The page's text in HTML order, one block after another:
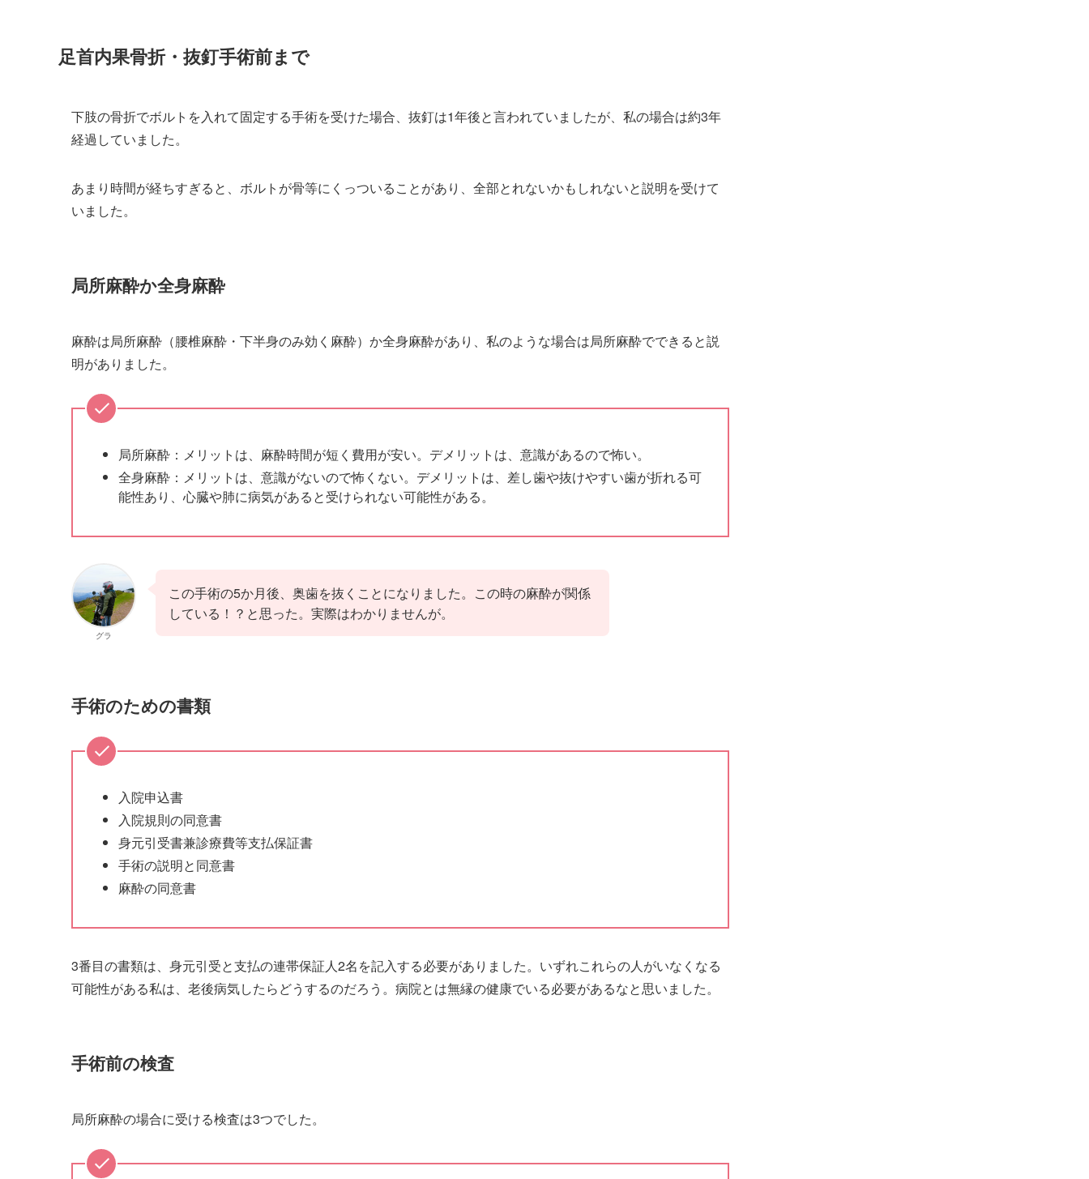
足首内果骨折・抜釘手術前まで
下肢の骨折でボルトを入れて固定する手術を受けた場合、抜釘は1年後と言われていましたが、私の場合は約3年
経過していました。
あまり時間が経ちすぎると、ボルトが骨等にくっついることがあり、全部とれないかもしれないと説明を受けて
いました。
局所麻酔か全身麻酔
麻酔は局所麻酔（腰椎麻酔・下半身のみ効く麻酔）か全身麻酔があり、私のような場合は局所麻酔でできると説
明がありました。
局所麻酔：メリットは、麻酔時間が短く費用が安い。デメリットは、意識があるので怖い。
全身麻酔：メリットは、意識がないので怖くない。デメリットは、差し歯や抜けやすい歯が折れる可
能性あり、心臓や肺に病気があると受けられない可能性がある。
グラ
この手術の5か月後、奥歯を抜くことになりました。この時の麻酔が関係
している！？と思った。実際はわかりませんが。
手術のための書類
入院申込書
入院規則の同意書
身元引受書兼診療費等支払保証書
手術の説明と同意書
麻酔の同意書
3番目の書類は、身元引受と支払の連帯保証人2名を記入する必要がありました。いずれこれらの人がいなくなる
可能性がある私は、老後病気したらどうするのだろう。病院とは無縁の健康でいる必要があるなと思いました。
手術前の検査
局所麻酔の場合に受ける検査は3つでした。